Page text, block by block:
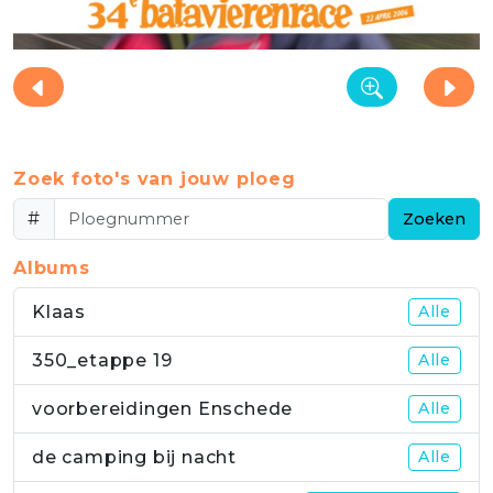
Zoek foto's van jouw ploeg
#
Zoeken
Albums
Klaas Alle
350_etappe 19 Alle
voorbereidingen Enschede Alle
de camping bij nacht Alle